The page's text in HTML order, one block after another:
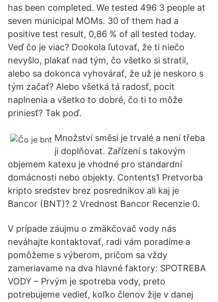
has been completed. We tested 496 3 people at
seven municipal MOMs. 30 of them had a
positive test result, 0,86 % of all tested today.
Veď čo je viac? Dookola ľutovať, že ti niečo
nevyšlo, plakať nad tým, čo všetko si stratil,
alebo sa dokonca vyhovárať, že už je neskoro s
tým začať? Alebo všetká tá radosť, pocit
naplnenia a všetko to dobré, čo ti to môže
priniesť? Tak poď.
Množství směsi je trvalé a není třeba
ji doplňovat. Zařízení s takovým
objemem katexu je vhodné pro standardní
domácnosti nebo objekty. Contents1 Pretvorba
kripto sredstev brez posrednikov ali kaj je
Bancor (BNT)? 2 Vrednost Bancor Recenzie 0.
V prípade záujmu o zmäkčovač vody nás
neváhajte kontaktovať, radi vám poradíme a
pomôžeme s výberom, pričom sa vždy
zameriavame na dva hlavné faktory: SPOTREBA
VODY – Prvým je spotreba vody, preto
potrebujeme vedieť, koľko členov žije v danej